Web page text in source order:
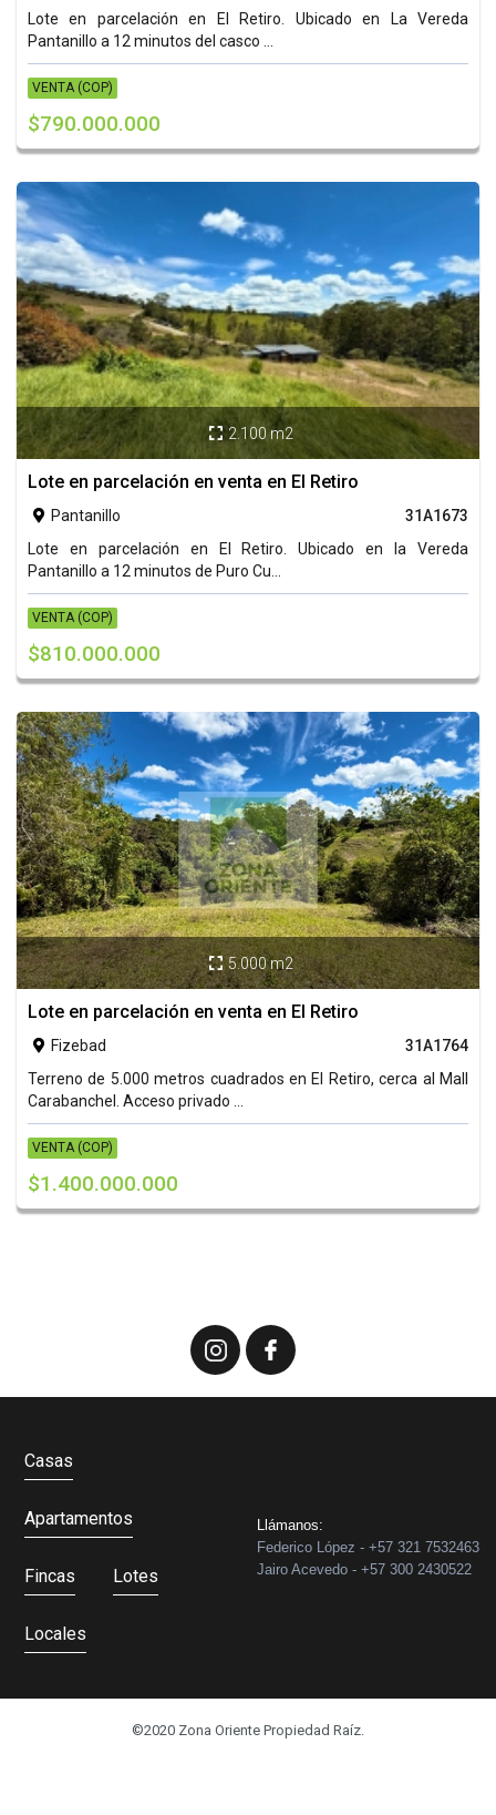
Lote en parcelación en El Retiro. Ubicado en La Vereda
Pantanillo a 12 minutos del casco ...
VENTA (COP)
$790.000.000
 2.100 m2
Lote en parcelación en venta en El Retiro
 Pantanillo
31A1673
Lote en parcelación en El Retiro. Ubicado en la Vereda
Pantanillo a 12 minutos de Puro Cu...
VENTA (COP)
$810.000.000
 5.000 m2
Lote en parcelación en venta en El Retiro
 Fizebad
31A1764
Terreno de 5.000 metros cuadrados en El Retiro, cerca al Mall
Carabanchel. Acceso privado ...
VENTA (COP)
$1.400.000.000
Casas
Apartamentos
Fincas Lotes
Locales
Llámanos:
Federico López - +57 321 7532463
Jairo Acevedo - +57 300 2430522
©2020 Zona Oriente Propiedad Raíz.